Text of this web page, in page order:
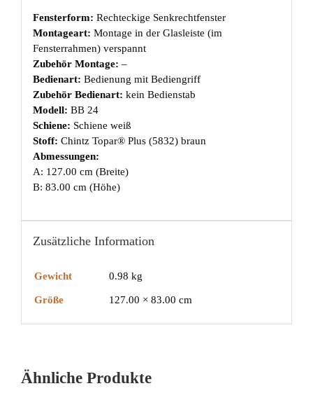
Fensterform: Rechteckige Senkrechtfenster
Montageart: Montage in der Glasleiste (im
Fensterrahmen) verspannt
Zubehör Montage: –
Bedienart: Bedienung mit Bediengriff
Zubehör Bedienart: kein Bedienstab
Modell: BB 24
Schiene: Schiene weiß
Stoff: Chintz Topar® Plus (5832) braun
Abmessungen:
A: 127.00 cm (Breite)
B: 83.00 cm (Höhe)
Zusätzliche Information
Gewicht 0.98 kg
Größe 127.00 × 83.00 cm
Ähnliche Produkte